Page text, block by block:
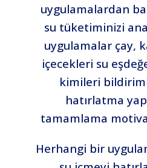
uygulamalardan
su tüketiminizi
uygulamalar çay,
içecekleri su
kimileri
hatırlatma
tamamlama
Herhangi bir